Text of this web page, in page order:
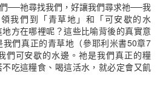
──祂尋找我們，好讓我們尋求祂──我
我們到「青草地」和「可安歇的水
方在哪裡呢？這些比喻背後的真實意
們真正的青草地（參耶利米書50章7
們可安歇的水邊。祂是我們真正的糧
吃這糧食、喝這活水，就必定會又飢